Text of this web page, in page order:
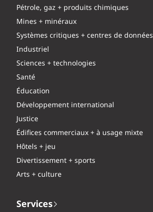
Pétrole, gaz + produits chimiques
Mines + minéraux
Systèmes critiques + centres de données
Industriel
Sciences + technologies
Santé
Éducation
Développement international
Justice
Édifices commerciaux + à usage mixte
Hôtels + jeu
Divertissement + sports
Arts + culture
Services